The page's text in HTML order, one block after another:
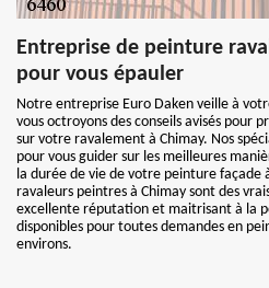
Entreprise de peinture
pour vous épauler
Notre entreprise Euro Daken veille à
vous octroyons des conseils avisés pour
sur votre ravalement à Chimay. Nos
pour vous guider sur les meilleures
la durée de vie de votre peinture façade
ravaleurs peintres à Chimay sont des
excellente réputation et maitrisant à la
disponibles pour toutes demandes en
environs.